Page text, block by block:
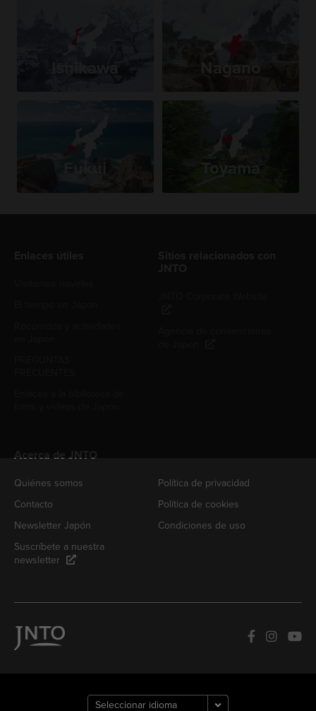
Ishikawa Nagano
Toyama
Acerca de JNTO
Quiénes somos
Contacto
Newsletter Japón
Suscríbete a nuestra
newsletter
Política de privacidad
Política de cookies
Condiciones de uso